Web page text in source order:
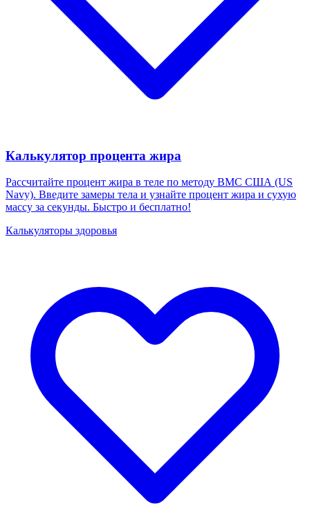
Калькулятор процента жира
Рассчитайте процент жира в теле по методу ВМС США (US
Navy). Введите замеры тела и узнайте процент жира и сухую
массу за секунды. Быстро и бесплатно!
Калькуляторы здоровья